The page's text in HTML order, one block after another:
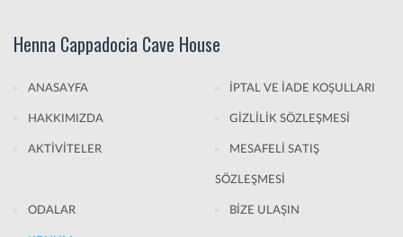
Henna Cappadocia Cave House
ANASAYFA İPTAL VE İADE KOŞULLARI
HAKKIMIZDA GİZLİLİK SÖZLEŞMESİ
AKTİVİTELER MESAFELİ SATIŞ
SÖZLEŞMESİ
ODALAR BİZE ULAŞIN